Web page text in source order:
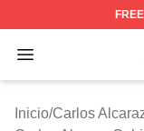
FREE
Open menu
Carlos
Inicio/Carlos